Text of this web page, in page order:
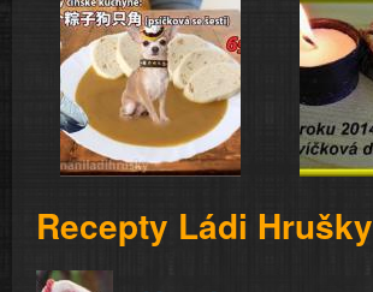
Recepty Ládi Hrušky